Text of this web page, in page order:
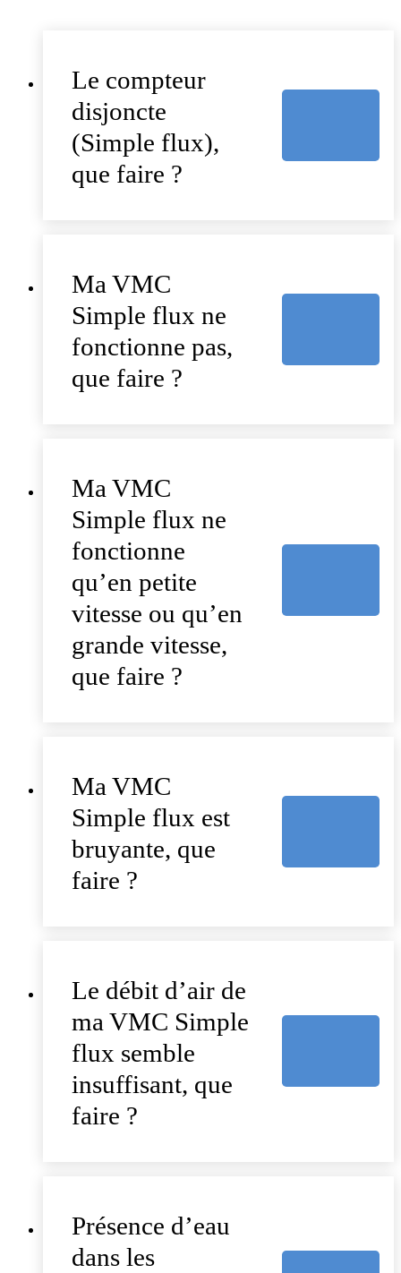
Le compteur
disjoncte
(Simple flux),
que faire ?
Ma VMC
Simple flux ne
fonctionne pas,
que faire ?
Ma VMC
Simple flux ne
fonctionne
qu’en petite
vitesse ou qu’en
grande vitesse,
que faire ?
Ma VMC
Simple flux est
bruyante, que
faire ?
Le débit d’air de
ma VMC Simple
flux semble
insuffisant, que
faire ?
Présence d’eau
dans les